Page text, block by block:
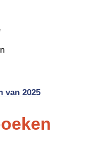
van 2025